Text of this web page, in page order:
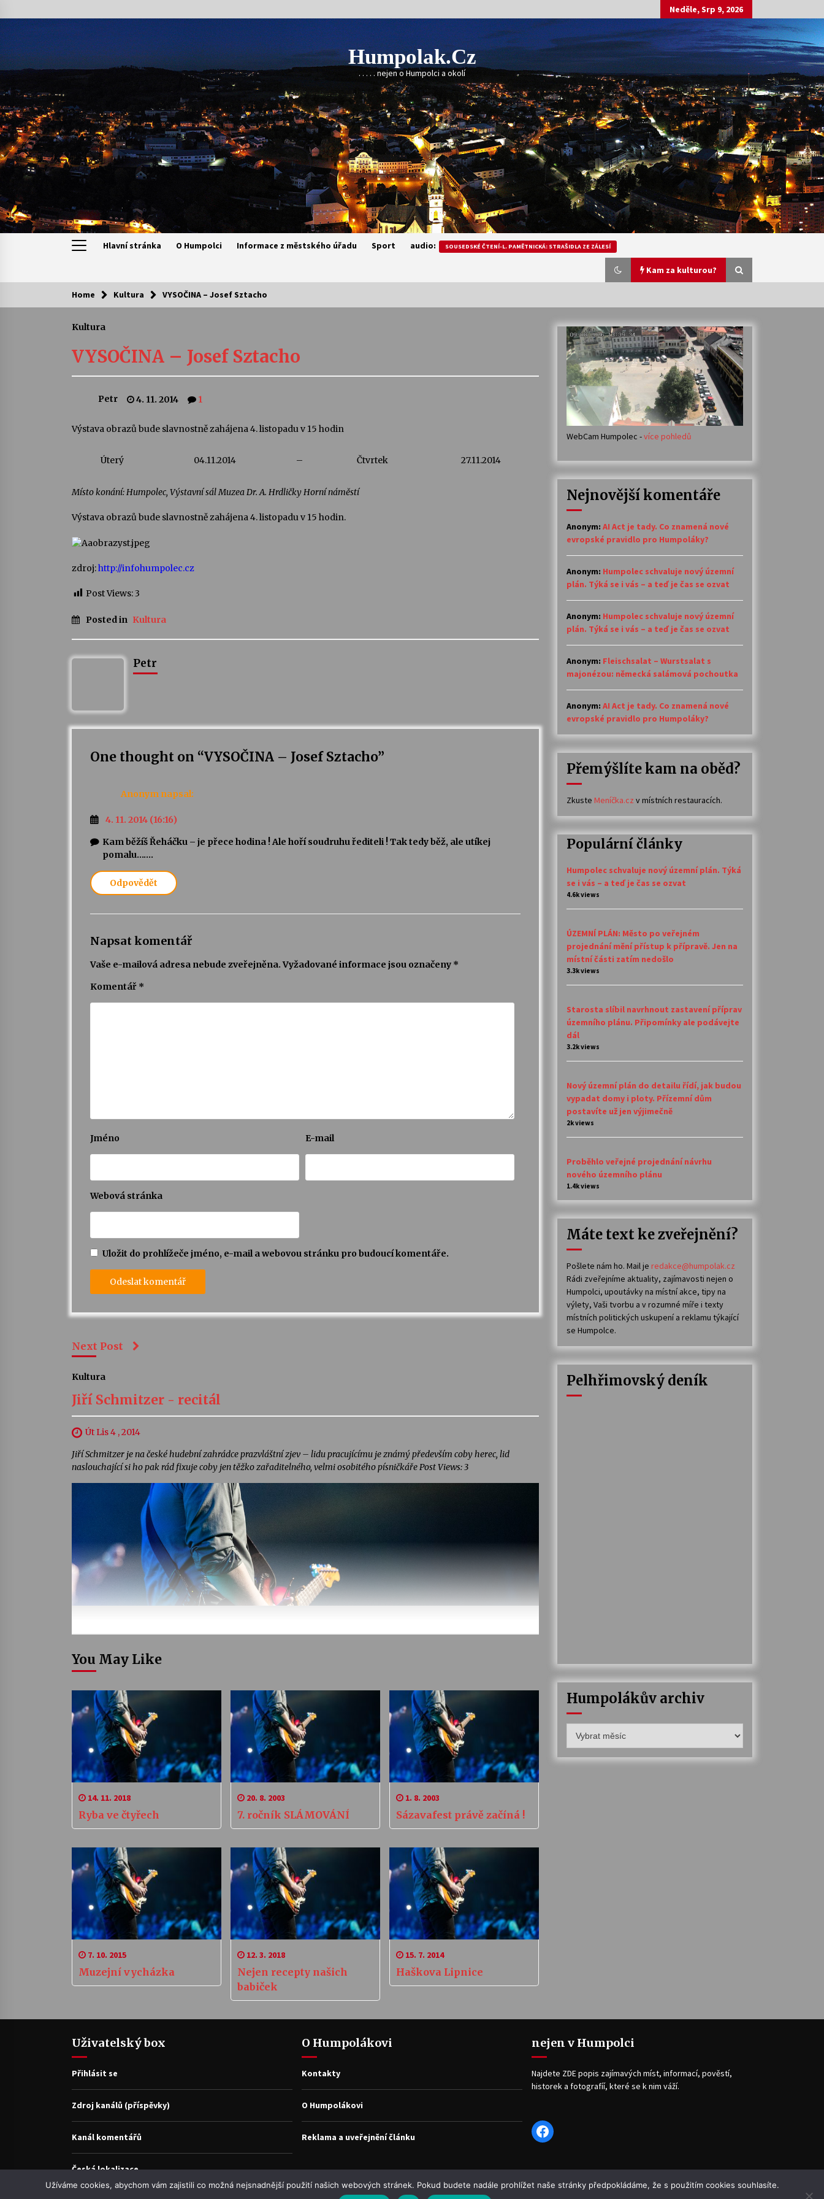
to
content
Neděle, Srp 9, 2026
Humpolak.cz
. . . . . nejen o Humpolci a okolí
Hlavní stránka O Humpolci Informace z městského úřadu Sport audio: SOUSEDSKÉ ČTENÍ-L. PAMĚTNICKÁ: STRAŠIDLA ZE ZÁLESÍ
Kam za kulturou?
Kam za kulturou?
Camerata a Sukuba Ensemble
4. 8. 2026
Veselí muzikanti
30. 7. 2026
Pozvánka na integrační festival
Quijotova šedesátka: 28. 7.–1. 8.
28. 7. 2026
Votavžatský ploty
23. 7. 2026
17. 7. 2026 14. 7. 2026
Želivě ožije odkaz Josefa Čapka
30. 6. 2026
Home Kultura VYSOČINA – Josef Sztacho
Kultura
VYSOČINA – Josef Sztacho
Petr 4. 11. 2014 1
Výstava obrazů bude slavnostně zahájena 4. listopadu v 15 hodin
Úterý 04.11.2014 – Čtvrtek 27.11.2014
Místo konání: Humpolec, Výstavní sál Muzea Dr. A. Hrdličky Horní náměstí
Výstava obrazů bude slavnostně zahájena 4. listopadu v 15 hodin.
zdroj:http://infohumpolec.cz
Post Views:3
Posted in Kultura
Petr
One thought on “VYSOČINA – Josef Sztacho”
Anonym napsal:
4. 11. 2014 (16:16)
Kam běžíš Řeháčku – je přece hodina ! Ale hoří soudruhu řediteli ! Tak tedy běž, ale utíkej
pomalu…….
Odpovědět
Napsat komentář
Vaše e-mailová adresa nebude zveřejněna. Vyžadované informace jsou označeny *
Komentář *
Jméno E-mail
Webová stránka
Uložit do prohlížeče jméno, e-mail a webovou stránku pro budoucí komentáře.
Next Post
Kultura
Jiří Schmitzer - recitál
Út Lis 4 , 2014
Jiří Schmitzer je na české hudební zahrádce prazvláštní zjev – lidu pracujícímu je známý především coby herec, lid
naslouchající si ho pak rád fixuje coby jen těžko zařaditelného, velmi osobitého písničkáře Post Views: 3
You May Like
14. 11. 2018
Ryba ve čtyřech
20. 8. 2003
7. ročník SLÁMOVÁNÍ
1. 8. 2003
Sázavafest právě začíná !
7. 10. 2015
Muzejní vycházka
12. 3. 2018
Nejen recepty našich
babiček
15. 7. 2014
Haškova Lipnice
WebCam Humpolec -více pohledů
Nejnovější komentáře
Anonym: AI Act je tady. Co znamená nové
evropské pravidlo pro Humpoláky?
Anonym: Humpolec schvaluje nový územní
plán. Týká se i vás – a teď je čas se ozvat
Anonym: Humpolec schvaluje nový územní
plán. Týká se i vás – a teď je čas se ozvat
Anonym: Fleischsalat – Wurstsalat s
majonézou: německá salámová pochoutka
Anonym: AI Act je tady. Co znamená nové
evropské pravidlo pro Humpoláky?
Přemýšlíte kam na oběd?
Zkuste Meníčka.cz v místních restauracích.
Populární články
Humpolec schvaluje nový územní plán. Týká
se i vás – a teď je čas se ozvat
4.6k views
ÚZEMNÍ PLÁN: Město po veřejném
projednání mění přístup k přípravě. Jen na
místní části zatím nedošlo
3.3k views
Starosta slíbil navrhnout zastavení příprav
územního plánu. Připomínky ale podávejte
dál
3.2k views
Nový územní plán do detailu řídí, jak budou
vypadat domy i ploty. Přízemní dům
postavíte už jen výjimečně
2k views
Proběhlo veřejné projednání návrhu
nového územního plánu
1.4k views
Máte text ke zveřejnění?
Pošlete nám ho. Mail je redakce@humpolak.cz
Rádi zveřejníme aktuality, zajímavosti nejen o
Humpolci, upoutávky na místní akce, tipy na
výlety, Vaši tvorbu a v rozumné míře i texty
místních politických uskupení a reklamu týkající
se Humpolce.
Pelhřimovský deník
Humpolákův archiv
archiv
Uživatelský box
Přihlásit se
Zdroj kanálů (příspěvky)
Kanál komentářů
Česká lokalizace
O Humpolákovi
Kontakty
O Humpolákovi
Reklama a uveřejnění článku
nejen v Humpolci
Najdete ZDE popis zajímavých míst, informací, pověstí,
historek a fotografíí, které se k nim váží.
Facebook
Užíváme cookies, abychom vám zajistili co možná nejsnadnější použití našich webových stránek. Pokud budete nadále prohlížet naše stránky předpokládáme, že s použitím cookies souhlasíte.